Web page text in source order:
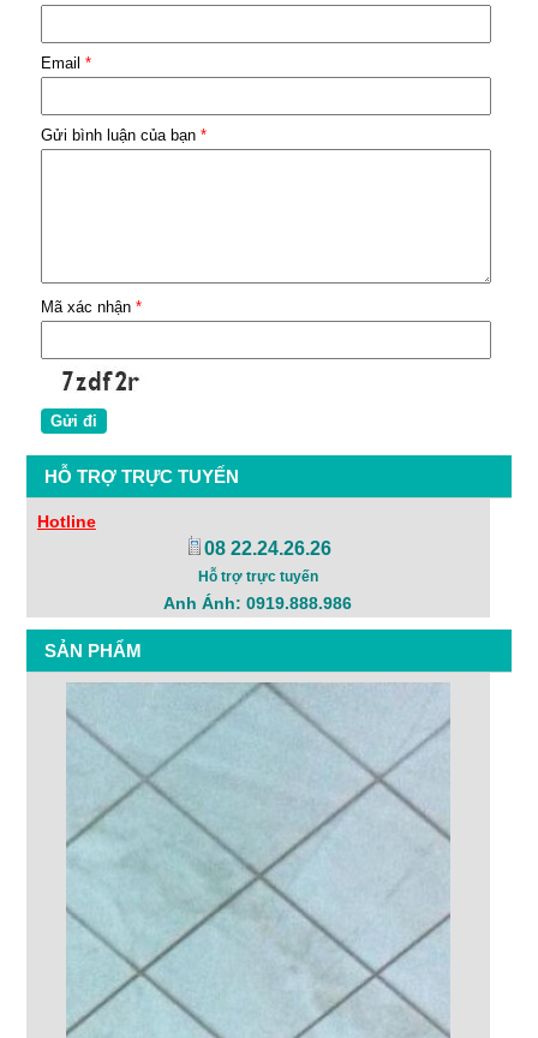
Email *
Gửi bình luận của bạn *
Mã xác nhận *
HỖ TRỢ TRỰC TUYẾN
Hotline
08 22.24.26.26
Hỗ trợ trực tuyến
Anh Ánh: 0919.888.986
SẢN PHẨM